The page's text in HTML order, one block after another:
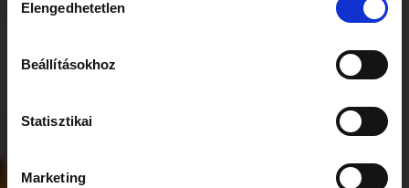
kiválasztása
Elengedhetetlen
Beállításokhoz
Statisztikai
Marketing